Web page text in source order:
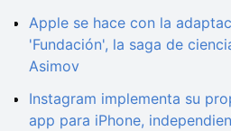
Apple se hace con la
'Fundación', la saga de
Asimov
Instagram implementa su
app para iPhone,